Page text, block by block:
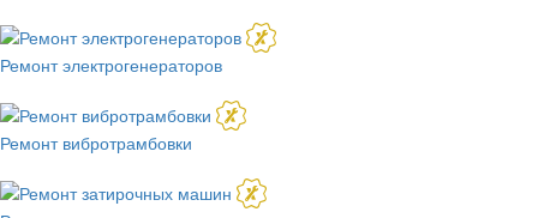
Ремонт электрогенераторов
Ремонт вибротрамбовки